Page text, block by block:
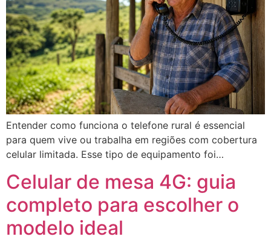
Entender como funciona o telefone rural é essencial
para quem vive ou trabalha em regiões com cobertura
celular limitada. Esse tipo de equipamento foi…
Celular de mesa 4G: guia
completo para escolher o
modelo ideal